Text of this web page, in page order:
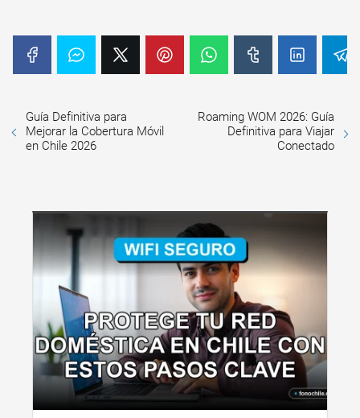
Guía Definitiva para
Mejorar la Cobertura Móvil
en Chile 2026
Roaming WOM 2026: Guía
Definitiva para Viajar
Conectado